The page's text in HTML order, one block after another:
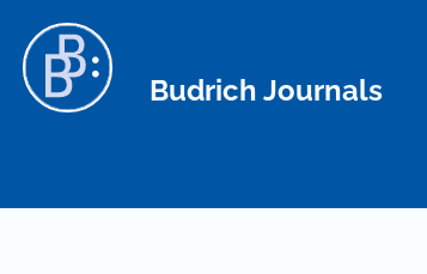
Hauptinhalt
Sidebar
Budrich Journals